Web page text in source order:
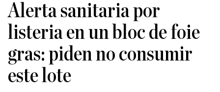
Alerta sanitaria por
listeria en un bloc de foie
gras: piden no consumir
este lote